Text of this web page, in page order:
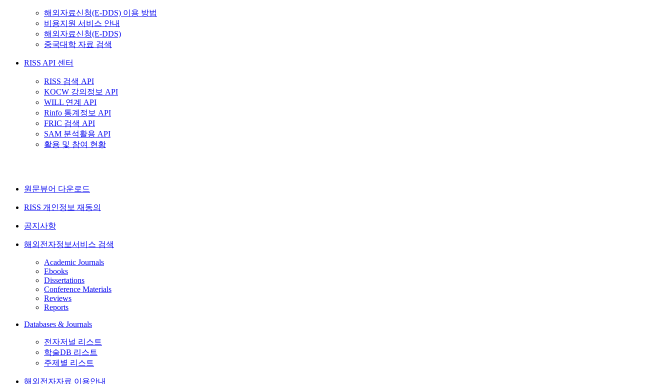
해외자료신청(E-DDS) 이용 방법
비용지원 서비스 안내
해외자료신청(E-DDS)
중국대학 자료 검색
RISS API 센터
RISS 검색 API
KOCW 강의정보 API
WILL 연계 API
Rinfo 통계정보 API
FRIC 검색 API
SAM 분석활용 API
활용 및 참여 현황
원문뷰어 다운로드
RISS 개인정보 재동의
공지사항
해외전자정보서비스 검색
Academic Journals
Ebooks
Dissertations
Conference Materials
Reviews
Reports
Databases & Journals
전자저널 리스트
학술DB 리스트
주제별 리스트
해외전자자료 이용안내